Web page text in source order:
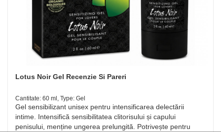
Lotus Noir Gel Recenzie Si Pareri
Cantitate: 60 ml, Type: Gel
Gel sensibilizant unisex pentru intensificarea delectării
intime. Intensifică sensibilitatea clitorisului și capului
penisului, menține ungerea prelungită. Potrivește pentru